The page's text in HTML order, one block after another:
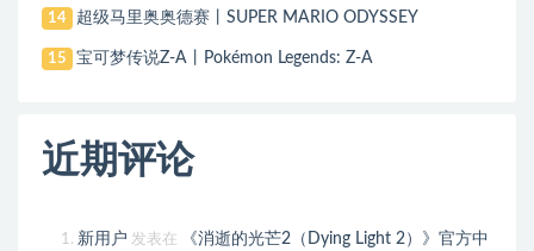
14 超级马里奥奥德赛丨SUPER MARIO ODYSSEY
15 宝可梦传说Z-A丨Pokémon Legends: Z-A
近期评论
新用户 发表在
《消逝的光芒2（Dying Light 2）》官方中